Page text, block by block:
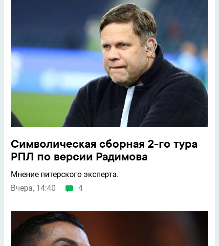
Символическая сборная 2-го тура
РПЛ по версии Радимова
Мнение питерского эксперта.
Вчера, 14:40
4